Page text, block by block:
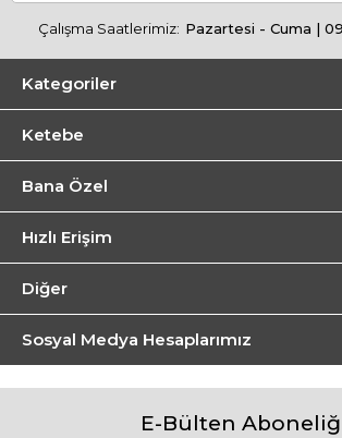
Çalışma Saatlerimiz: Pazartesi - Cuma |
Kategoriler
Ketebe
Bana Özel
Hızlı Erişim
Diğer
Sosyal Medya Hesaplarımız
E-Bülten